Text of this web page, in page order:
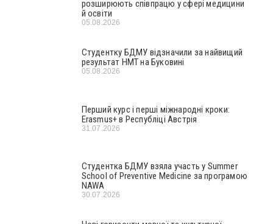
розширюють співпрацю у сфері медицини
й освіти
05.08.2026
Студентку БДМУ відзначили за найвищий
результат НМТ на Буковині
05.08.2026
Перший курс і перші міжнародні кроки:
Erasmus+ в Республіці Австрія
31.07.2026
Студентка БДМУ взяла участь у Summer
School of Preventive Medicine за програмою
NAWA
30.07.2026